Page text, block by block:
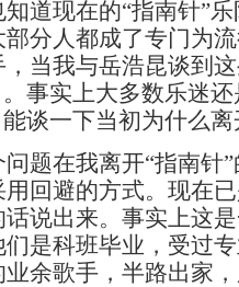
现在的“指南针”乐
部分人都成了专门为
当我与岳浩昆谈到
。事实上大多数乐迷
谈一下当初为什么
在我离开“指南针”
用回避的方式。现在
话说出来。事实上这
是科班毕业，受过
余歌手，半路出家